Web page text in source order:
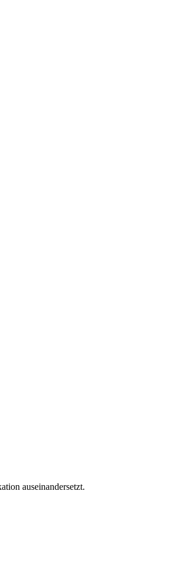
auseinandersetzt.